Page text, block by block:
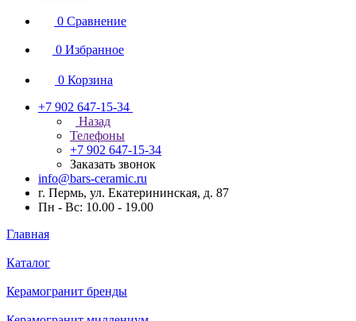
0 Сравнение
0 Избранное
0 Корзина
+7 902 647-15-34
Назад
Телефоны
+7 902 647-15-34
Заказать звонок
info@bars-ceramic.ru
г. Пермь, ул. Екатерининская, д. 87
Пн - Вс: 10.00 - 19.00
Главная
Каталог
Керамогранит бренды